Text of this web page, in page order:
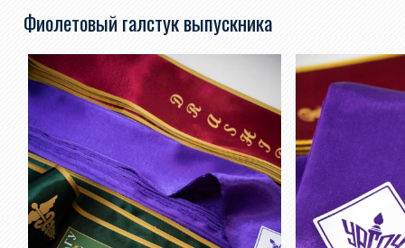
Фиолетовый галстук выпускника